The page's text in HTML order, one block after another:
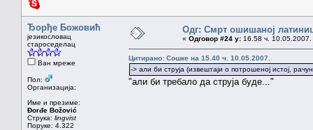
Ђорђе Божовић
језикословац
староседелац
Ван мреже
Пол:
Организација:
Име и презиме:
Đorđe Božović
Струка: lingvist
Поруке: 4.322
Одг: Смрт ошишаној
« Одговор #24 у: 16.58 ч. 10.05.2007.
Цитирано: Сошке на 15.40 ч. 10.05.2007.
-> али би струја (извештаји о потрошеној истој,
"али би требало да струја буде..."